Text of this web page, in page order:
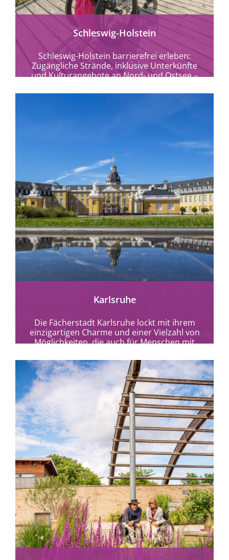
Schleswig-Holstein
Schleswig-Holstein barrierefrei erleben:
Zugängliche Strände, inklusive Unterkünfte
und Kulturangebote an Nord- und Ostsee –
mehr erfahren
Karlsruhe
Die Fächerstadt Karlsruhe lockt mit ihrem
einzigartigen Charme und einer Vielzahl von
Möglichkeiten, die auch für Menschen mit
mehr erfahren